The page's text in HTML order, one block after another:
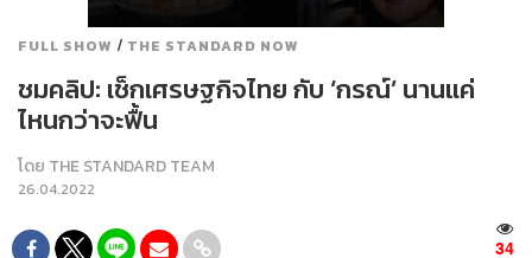
FULL SHOW / THE STANDARD NOW
ชมคลิป: เช็กเศรษฐกิจไทย กับ ‘กรณ์’ นานแค่
ไหนกว่าจะฟื้น
โดย THE STANDARD TEAM
26.04.2022
34